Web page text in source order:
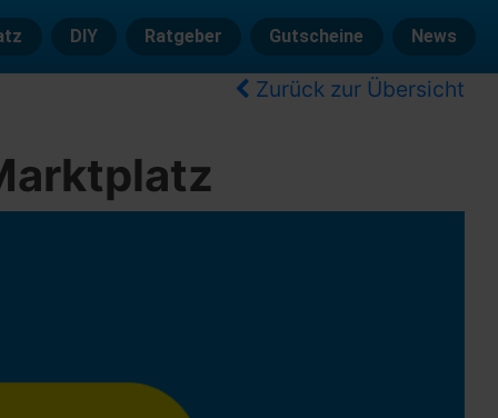
DIY Ratgeber Gutscheine News
Zurück zur Übersicht